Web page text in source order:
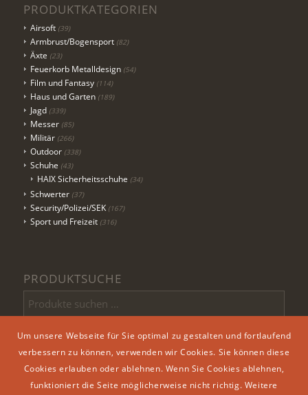
PRODUKTKATEGORIEN
Airsoft (39)
Armbrust/Bogensport (82)
Äxte (23)
Feuerkorb Metalldesign (54)
Film und Fantasy (114)
Haus und Garten (189)
Jagd (339)
Messer (85)
Militär (266)
Outdoor (338)
Schuhe (43)
HAIX Sicherheitsschuhe (34)
Schwerter (37)
Security/Polizei/SEK (167)
Sport und Freizeit (316)
PRODUKTSUCHE
Suchen
Um unsere Webseite für Sie optimal zu gestalten und fortlaufend
verbessern zu können, verwenden wir Cookies. Sie können diese
Cookies erlauben oder ablehnen. Wenn Sie Cookies ablehnen,
funktioniert die Seite möglicherweise nicht richtig. Weitere